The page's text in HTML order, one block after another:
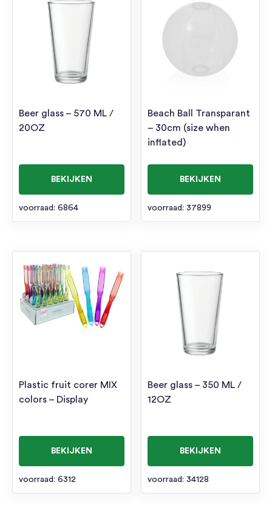
Beer glass – 570 ML /
20OZ
BEKIJKEN
voorraad: 6864
Beach Ball Transparant
– 30cm (size when
inflated)
BEKIJKEN
voorraad: 37899
Plastic fruit corer MIX
colors – Display
BEKIJKEN
voorraad: 6312
Beer glass – 350 ML /
12OZ
BEKIJKEN
voorraad: 34128